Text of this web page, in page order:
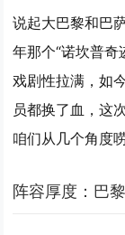
说起大巴黎和巴
年那个“诺坎普
戏剧性拉满，如
员都换了血，这
咱们从几个角度唠
阵容厚度：巴